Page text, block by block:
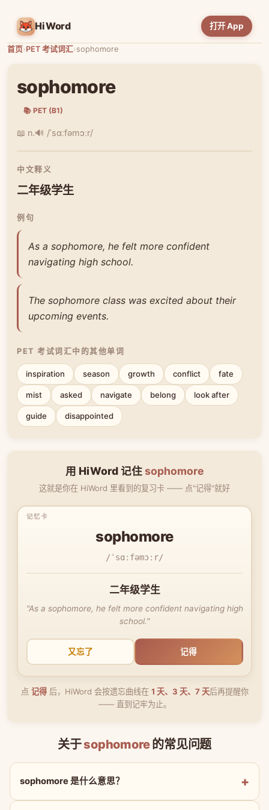
HiWord 打开 App
首页›PET 考试词汇›sophomore
sophomore
📚 PET (B1)
📖 n.🔊 /ˈsɑːfəmɔːr/
中文释义
二年级学生
例句
As a sophomore, he felt more confident
navigating high school.
The sophomore class was excited about their
upcoming events.
PET 考试词汇中的其他单词
inspiration season growth conflict fate
mist asked navigate belong look after
guide disappointed
用 HiWord 记住sophomore
这就是你在 HiWord 里看到的复习卡 —— 点"记得"就好
sophomore
/ˈsɑːfəmɔːr/
二年级学生
"As a sophomore, he felt more confident navigating high
school."
又忘了 记得
点 记得后，HiWord 会按遗忘曲线在 1 天、3 天、7 天后再提醒你
—— 直到记牢为止。
关于sophomore的常见问题
sophomore 是什么意思？